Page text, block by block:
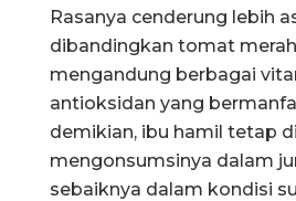
Rasanya cenderung lebih
dibandingkan tomat
mengandung berbagai
antioksidan yang
demikian, ibu hamil tetap
mengonsumsinya dalam
sebaiknya dalam kondisi